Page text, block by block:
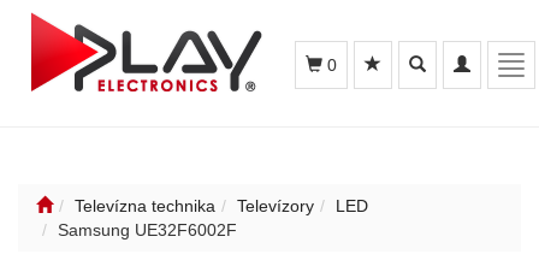
Toggle
navigation
Toggle
search
0
Televízna technika Televízory
LED
Samsung UE32F6002F